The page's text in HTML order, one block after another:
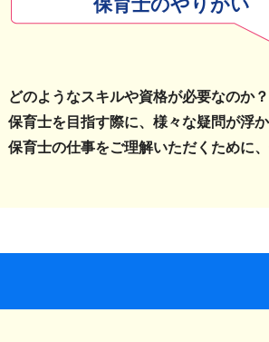
保育士のやりがい
どのようなスキルや資格が必要なのか？
保育士を目指す際に、様々な疑問が浮
保育士の仕事をご理解いただくために